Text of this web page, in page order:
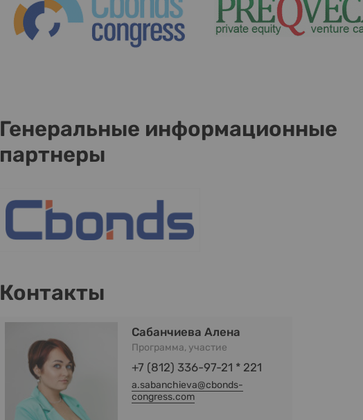
Генеральные информационные
партнеры
Контакты
Сабанчиева Алена
Программа, участие
+7 (812) 336-97-21 * 221
a.sabanchieva@cbonds-
congress.com